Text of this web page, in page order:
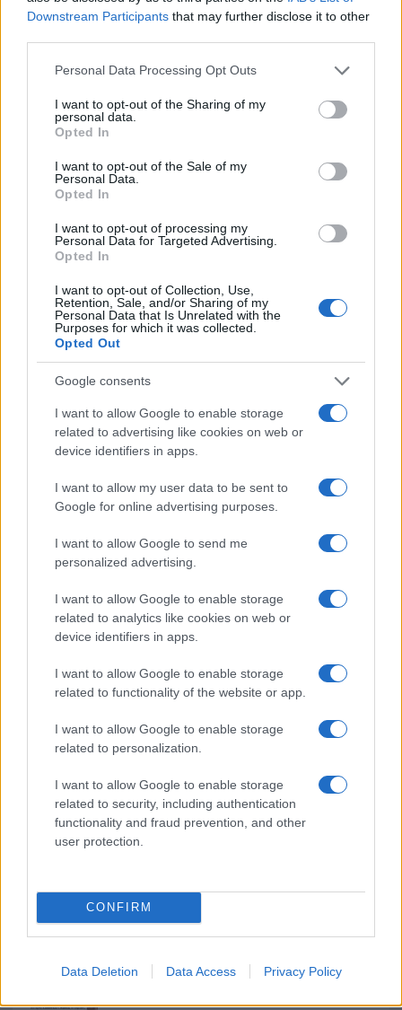
Downstream Participants that may further disclose it to other
Please note that this website/app uses one or more Google
not limited to your visit or usage behaviour. You may click to
grant or deny consent to Google and its third-party tags to
use your data for below specified purposes in below Google
consent section.
Personal Data Processing Opt Outs
I want to opt-out of the Sharing of my
personal data.
Opted In
I want to opt-out of the Sale of my
Personal Data.
Opted In
I want to opt-out of processing my
Personal Data for Targeted Advertising.
Opted In
I want to opt-out of Collection, Use,
Retention, Sale, and/or Sharing of my
Personal Data that Is Unrelated with the
Purposes for which it was collected.
Opted Out
Google consents
I want to allow Google to enable storage
related to advertising like cookies on web or
device identifiers in apps.
I want to allow my user data to be sent to
Google for online advertising purposes.
I want to allow Google to send me
personalized advertising.
I want to allow Google to enable storage
related to analytics like cookies on web or
device identifiers in apps.
I want to allow Google to enable storage
related to functionality of the website or app.
I want to allow Google to enable storage
related to personalization.
I want to allow Google to enable storage
related to security, including authentication
functionality and fraud prevention, and other
user protection.
CONFIRM
Data Deletion Data Access Privacy Policy
partecipazione per il suo racconto
minori, Albieri: “Episodi gravissimi”
Gallura, finti clienti svuotano le suite: furto da
50mila nel resort
protagonisti
Paolo Pinna
Martina Agostina Diturco
I nostri cari
I nostri cari
I nostri cari
Giovannimaria Cabras